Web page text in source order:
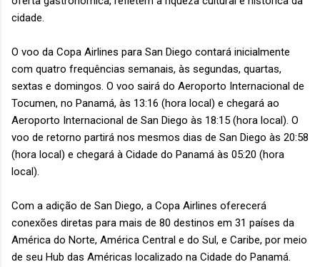
cidade.
O voo da Copa Airlines para San Diego contará inicialmente
com quatro frequências semanais, às segundas, quartas,
sextas e domingos. O voo sairá do Aeroporto Internacional de
Tocumen, no Panamá, às 13:16 (hora local) e chegará ao
Aeroporto Internacional de San Diego às 18:15 (hora local). O
voo de retorno partirá nos mesmos dias de San Diego às 20:58
(hora local) e chegará à Cidade do Panamá às 05:20 (hora
local).
Com a adição de San Diego, a Copa Airlines oferecerá
conexões diretas para mais de 80 destinos em 31 países da
América do Norte, América Central e do Sul, e Caribe, por meio
de seu Hub das Américas localizado na Cidade do Panamá.